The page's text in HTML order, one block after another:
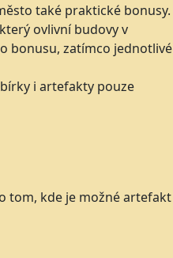
také praktické bonusy.
ovlivní budovy v
bonusu, zatímco jednotlivé
i artefakty pouze
tom, kde je možné artefakt